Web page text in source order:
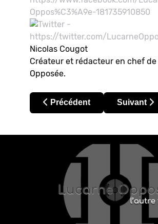
Nicolas Cougot
Créateur et rédacteur en chef
Opposée.
Article précédent : Andrés
Précédent Article
Suivant